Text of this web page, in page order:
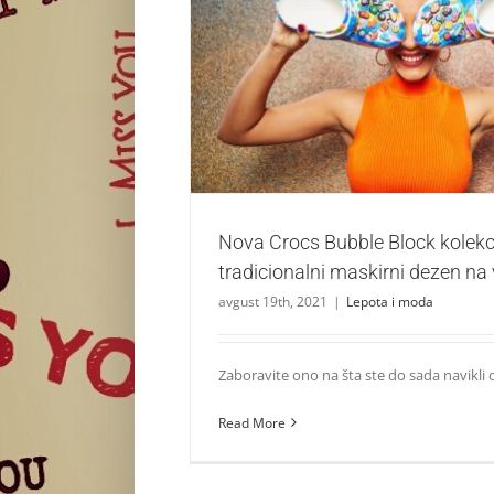
Nova Crocs Bubble Block kolekcija
maskirni dezen na viši nivo
Nova Crocs Bubble Block
tradicionalni maskirni dezen na
avgust 19th, 2021 | Lepota i moda
Zaboravite ono na šta ste do sada navikli
Read More